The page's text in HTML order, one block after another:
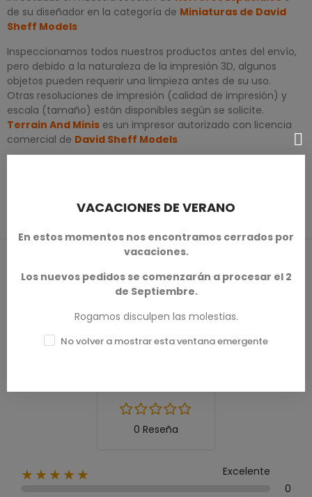
de su diseñador en la categoría de Miniaturas de David
Sheff Models
Inspeccionamos todos nuestros productos antes del envío,
pero debido a la naturaleza de la impresión 3D, algunos
objetos pueden requerir una limpieza antes de su uso.
Otras resoluciones de impresión (calidad de impresión) y
escala (tamaño) están disponibles según se solicite.
Terrain And Minis es un impresor autorizado con licencia
comercial de David Sheff Models
0.0
0 Reseña
★★★★★
Excelente
0
VACACIONES DE VERANO
En estos momentos nos encontramos cerrados por
vacaciones.
Los nuevos pedidos se comenzarán a procesar el 2
de Septiembre.
Rogamos disculpen las molestias.
No volver a mostrar esta ventana emergente